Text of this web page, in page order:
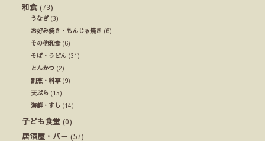
和食 (73)
うなぎ(3)
お好み焼き・もんじゃ焼き (6)
その他和食(6)
そば・うどん (31)
とんかつ (2)
割烹・料亭(9)
天ぷら (15)
海鮮・すし (14)
子ども食堂 (0)
居酒屋・バー (57)